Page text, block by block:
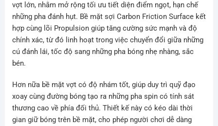
vợt lớn, nhằm mở rộng tối ưu tiết diện điểm ngọt, hạn chế
những pha đánh hụt. Bề mặt sợi Carbon Friction Surface kết
hợp cùng lõi Propulsion giúp tăng cường sức mạnh và độ
chính xác, từ đó linh hoạt trong việc chuyển đổi giữa những
cú đánh lái, tốc độ sang những pha bóng nhẹ nhàng, sắc
bén.
Hơn nữa bề mặt vợt có độ nhám tốt, giúp duy trì quỹ đạo
xoay cùng đường bóng tạo ra những pha spin có tính sát
thương cao về phía đối thủ. Thiết kế này có kéo dài thời
gian giữ bóng trên bề mặt, cho phép người chơi dễ dàng